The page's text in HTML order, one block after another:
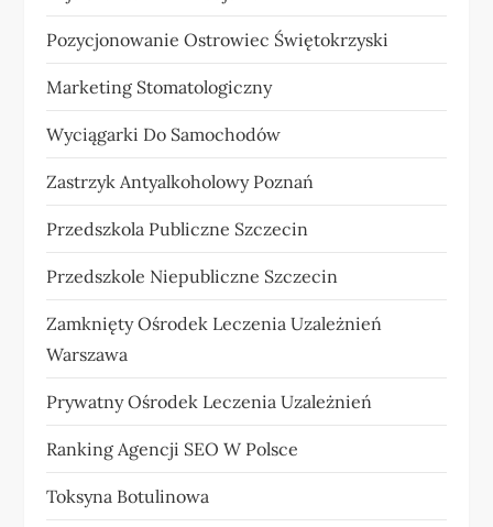
Pozycjonowanie Ostrowiec Świętokrzyski
Marketing Stomatologiczny
Wyciągarki Do Samochodów
Zastrzyk Antyalkoholowy Poznań
Przedszkola Publiczne Szczecin
Przedszkole Niepubliczne Szczecin
Zamknięty Ośrodek Leczenia Uzależnień
Warszawa
Prywatny Ośrodek Leczenia Uzależnień
Ranking Agencji SEO W Polsce
Toksyna Botulinowa